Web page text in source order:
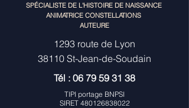
SPÉCIALISTE DE L'HISTOIRE DE NAISSANCE
ANIMATRICE CONSTELLATIONS
AUTEURE
1293 route de Lyon
38110 St-Jean-de-Soudain
Tél : 06 79 59 31 38
TIPI portage BNPSI
SIRET 480126838022